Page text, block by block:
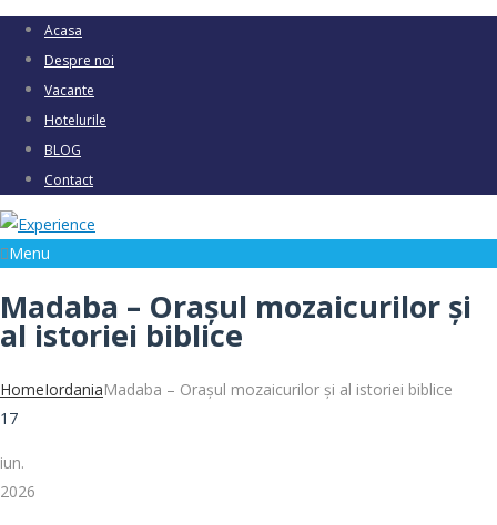
Acasa
Despre noi
Vacante
Hotelurile
BLOG
Contact
Menu
Madaba – Orașul mozaicurilor și
al istoriei biblice
HomeIordaniaMadaba – Orașul mozaicurilor și al istoriei biblice
17
iun.
2026